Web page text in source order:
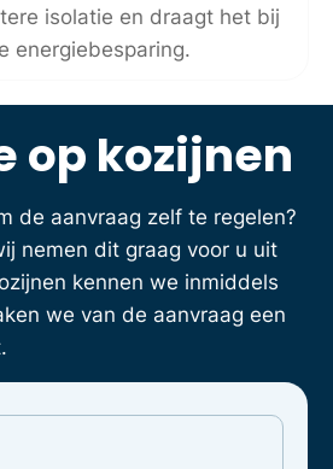
isolatie en draagt het bij
energiebesparing.
op kozijnen
de aanvraag zelf te regelen?
nemen dit graag voor u uit
kennen we inmiddels
we van de aanvraag een